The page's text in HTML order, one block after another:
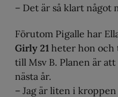
– Det är så klart något
Förutom Pigalle har
Girly 21 heter hon och
till Msv B. Planen är
nästa år.
– Jag är liten i